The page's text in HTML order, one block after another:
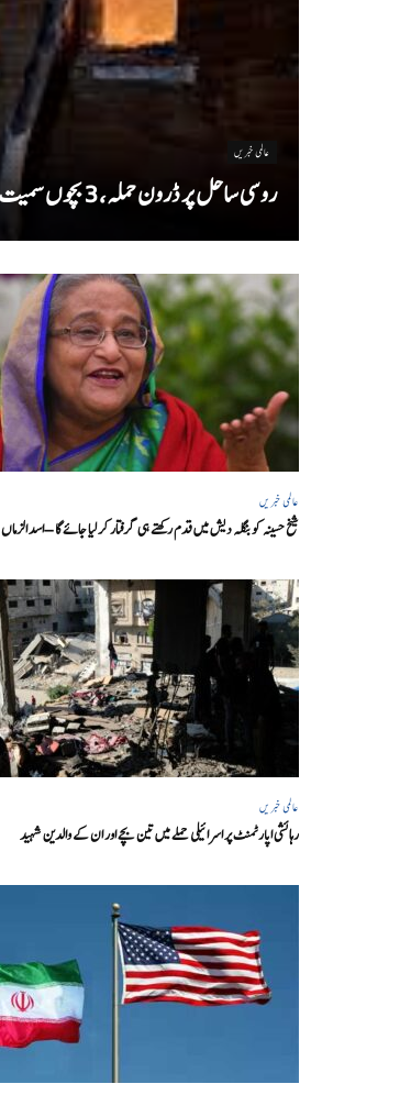
عالمی خبریں
روسی ساحل پر ڈرون حملہ، 3 بچوں سمیت 7 افراد ہلاک
عالمی خبریں
شیخ حسینہ کو بنگلہ دیش میں قدم رکھتے ہی گرفتار کر لیا جائے گا – اسد الزماں
عالمی خبریں
رہائشی اپارٹمنٹ پر اسرائیلی حملے میں تین بچے اور ان کے والدین شہید